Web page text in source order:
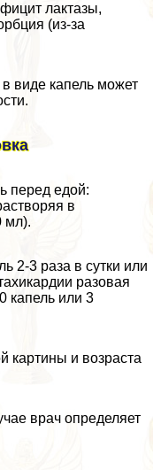
лактазы,
(из-за
виде капель может
перед едой:
в
мл).
2-3 раза в сутки или
разовая
капель или 3
картины и возраста
врач определяет